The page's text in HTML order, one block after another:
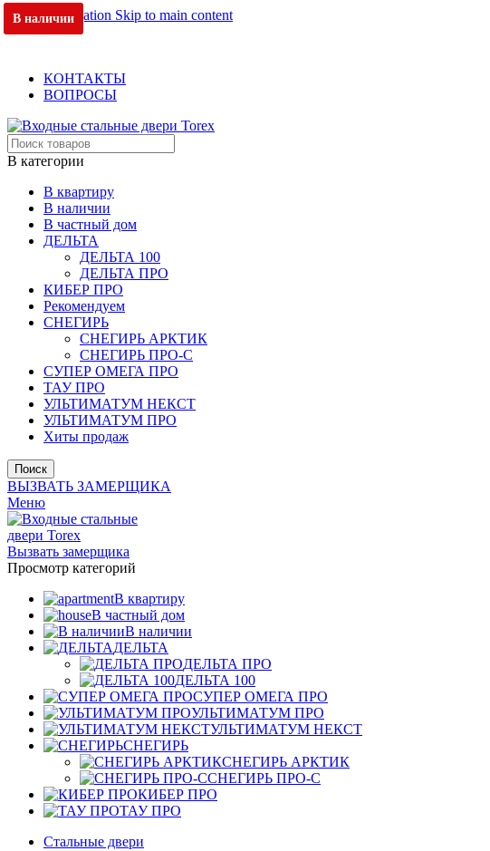
Skip to navigation Skip to main content
ОФИЦИАЛЬНЫЙ ДИЛЕР В МОСКВЕ
КОНТАКТЫ
ВОПРОСЫ
В категории
В квартиру
В наличии
В частный дом
ДЕЛЬТА
ДЕЛЬТА 100
ДЕЛЬТА ПРО
КИБЕР ПРО
Рекомендуем
СНЕГИРЬ
СНЕГИРЬ АРКТИК
СНЕГИРЬ ПРО-С
СУПЕР ОМЕГА ПРО
ТАУ ПРО
УЛЬТИМАТУМ НЕКСТ
УЛЬТИМАТУМ ПРО
Хиты продаж
Поиск
ВЫЗВАТЬ ЗАМЕРЩИКА
Меню
Вызвать замерщика
Просмотр категорий
В квартиру
В частный дом
В наличии
ДЕЛЬТА
ДЕЛЬТА ПРО
ДЕЛЬТА 100
СУПЕР ОМЕГА ПРО
УЛЬТИМАТУМ ПРО
УЛЬТИМАТУМ НЕКСТ
СНЕГИРЬ
СНЕГИРЬ АРКТИК
СНЕГИРЬ ПРО-С
КИБЕР ПРО
ТАУ ПРО
Стальные двери
В наличии
В наличии
В наличии